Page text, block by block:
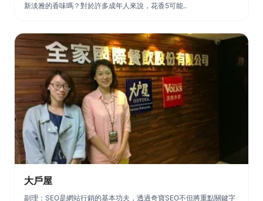
新淡雅的香味嗎？對於許多成年人來說，花香5可能..
大戶屋
副理：SEO是網站行銷的基本功夫，透過奇寶SEO不但將重點關鍵字